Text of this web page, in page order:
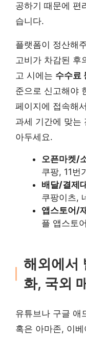
공하기 때문에 편
습니다.
플랫폼이 정산해
고비가 차감된 후
고 시에는 수수료
준으로 신고해야
페이지에 접속해
과세 기간에 맞는
아두세요.
오픈마켓/
쿠팡, 11번
배달/결제
쿠팡이츠,
앱스토어/
플 앱스토
해외에서
화, 국외
유튜브나 구글 애
혹은 아마존, 이